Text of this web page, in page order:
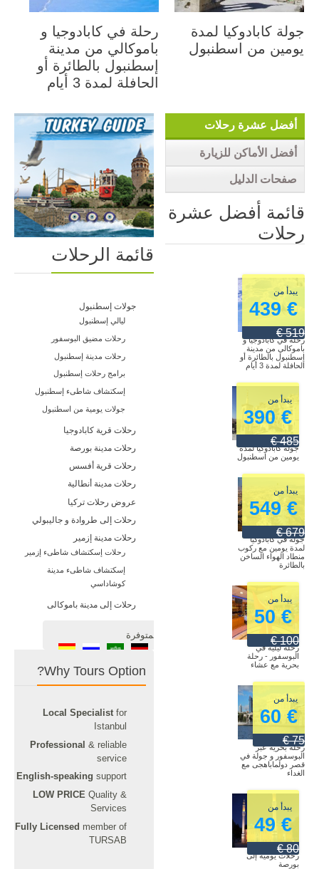
جولة كابادوكيا لمدة
يومين من اسطنبول
في كابادوكيا لمدة
مع ركوب منطاد
أفضل عشرة رحلات
أفضل الأماكن للزيارة
صفحات الدليل
قائمة أفضل عشرة
رحلات
يبدأ من
€ 439
519 €
رحلة في كابادوجيا و
باموكالي من مدينة
إسطنبول بالطائرة أو
الحافلة لمدة 3 أيام
يبدأ من
€ 390
485 €
جولة كابادوكيا لمدة
يومين من اسطنبول
يبدأ من
€ 549
679 €
جولة في كابادوكيا
لمدة يومين مع ركوب
منطاد الهواء الساخن
بالطائرة
يبدأ من
€ 50
100 €
رحلة ليلية في
البوسفور - رحلة
بحرية مع عشاء
يبدأ من
€ 60
75 €
رحلة بحرية عبر
البوسفور و جولة في
قصر دولماباهجى مع
الغداء
يبدأ من
€ 49
80 €
رحلات يومية إلى
بورصة
قائمة الرحلات
جولات إسطنبول
ليالي إسطنبول
رحلات مضيق البوسفور
رحلات مدينة إسطنبول
برامج رحلات إسطنبول
إسكتشاف شاطىء إسطنبول
جولات يومية من اسطنبول
رحلات قرية كابادوجيا
رحلات مدينة بورصة
رحلات قرية أفسس
رحلات مدينة أنطالية
عروض رحلات تركيا
رحلات إلى طروادة و جاليبولي
رحلات مدينة إزمير
رحلات إسكتشاف شاطىء إزمير
إسكتشاف شاطىء مدينة
كوشاداسي
رحلات إلى مدينة باموكالى
اللغة المتوفرة
Why Tours Option?
Local Specialist for
Istanbul
Professional & reliable
service
English-speaking support
LOW PRICE Quality &
Services
Fully Licensed member of
TURSAB